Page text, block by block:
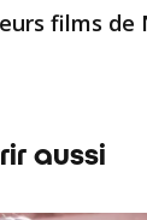
films de
aussi